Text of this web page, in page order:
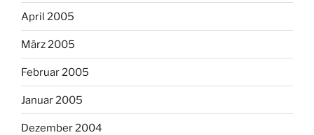
April 2005
März 2005
Februar 2005
Januar 2005
Dezember 2004